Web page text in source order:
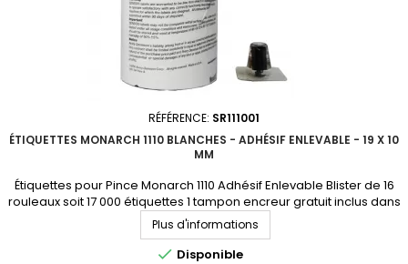
RÉFÉRENCE: SR111001
ÉTIQUETTES MONARCH 1110 BLANCHES - ADHÉSIF ENLEVABLE - 19 X 10
MM
Étiquettes pour Pince Monarch 1110 Adhésif Enlevable Blister de 16
rouleaux soit 17 000 étiquettes 1 tampon encreur gratuit inclus dans
chaque blister Consultez-nous pour un devis et pour connaitre la
disponibilité.
Plus d'informations
 Disponible